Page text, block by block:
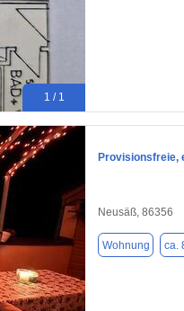
1 / 1
Provisionsfreie,
Neusäß, 86356
Wohnung ca.